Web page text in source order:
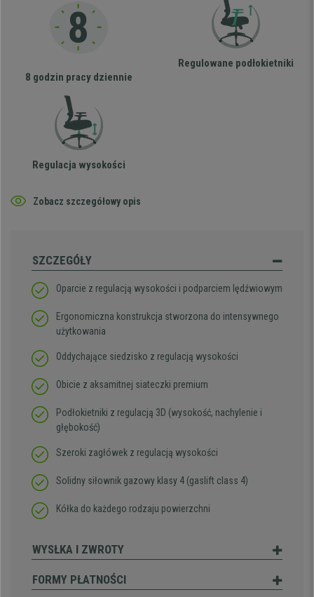
8 godzin pracy dziennie
Regulowane podłokietniki
Regulacja wysokości
Zobacz szczegółowy opis
SZCZEGÓŁY
Oparcie z regulacją wysokości i podparciem lędźwiowym
Ergonomiczna konstrukcja stworzona do intensywnego
użytkowania
Oddychające siedzisko z regulacją wysokości
Obicie z aksamitnej siateczki premium
Podłokietniki z regulacją 3D (wysokość, nachylenie i
głębokość)
Szeroki zagłówek z regulacją wysokości
Solidny siłownik gazowy klasy 4 (gaslift class 4)
Kółka do każdego rodzaju powierzchni
WYSŁKA I ZWROTY
FORMY PŁATNOŚCI